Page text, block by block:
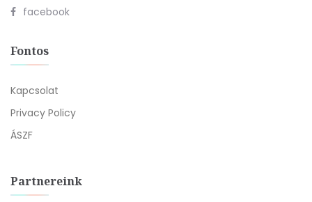
facebook
Fontos
Kapcsolat
Privacy Policy
ÁSZF
Partnereink